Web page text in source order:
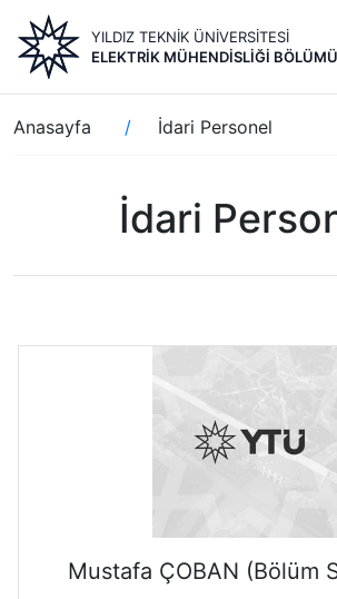
içeriğe
atla
YILDIZ TEKNİK ÜNİVERSİTESİ
ELEKTRIK MÜHENDISLIĞI BÖLÜMÜ
Sayfa
yolu
Anasayfa İdari Personel
İdari
Mustafa ÇOBAN (Bölüm